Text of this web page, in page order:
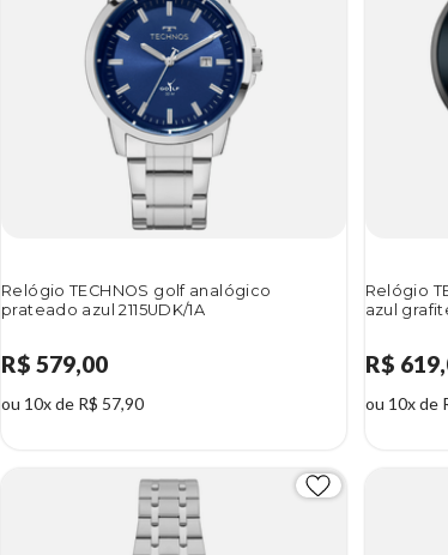
Relógio TECHNOS golf analógico
prateado azul 2115UDK/1A
R$ 579,00
ou 10x de R$ 57,90
Relógio
azul
R$
ou 10x de